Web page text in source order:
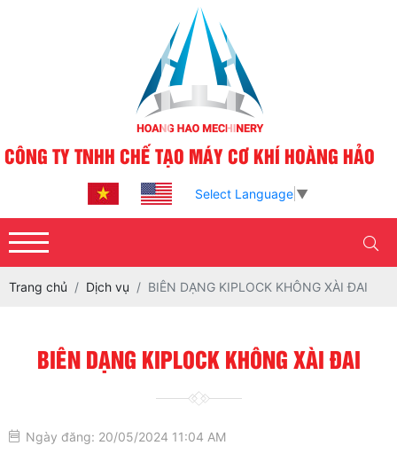
CÔNG TY TNHH CHẾ TẠO MÁY CƠ KHÍ HOÀNG HẢO
Select Language ▼
Trang chủ Dịch vụ BIÊN DẠNG KIPLOCK KHÔNG XÀI ĐAI
BIÊN DẠNG KIPLOCK KHÔNG XÀI ĐAI
Ngày đăng: 20/05/2024 11:04 AM